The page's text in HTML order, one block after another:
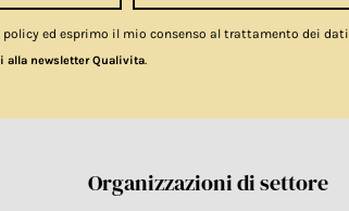
policy ed esprimo il mio consenso al trattamento dei dati
alla newsletter Qualivita.
Organizzazioni di settore